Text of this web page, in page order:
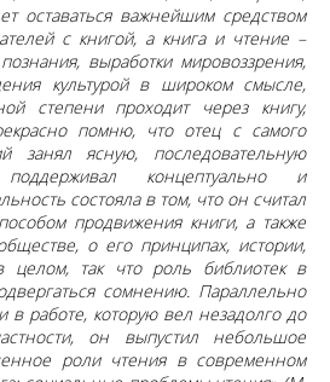
оставаться важнейшим средством
с книгой, а книга и чтение –
выработки мировоззрения,
культурой в широком смысле,
степени проходит через книгу,
помню, что отец с самого
занял ясную, последовательную
концептуально и
состояла в том, что он считал
продвижения книги, а также
о его принципах, истории,
в целом, так что роль библиотек в
сомнению. Параллельно
в работе, которую вел незадолго до
он выпустил небольшое
роли чтения в современном